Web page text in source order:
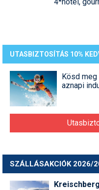
UTASBIZTOSÍTÁS 10%
Kösd
aznapi
SZÁLLÁSAKCIÓK 2026/